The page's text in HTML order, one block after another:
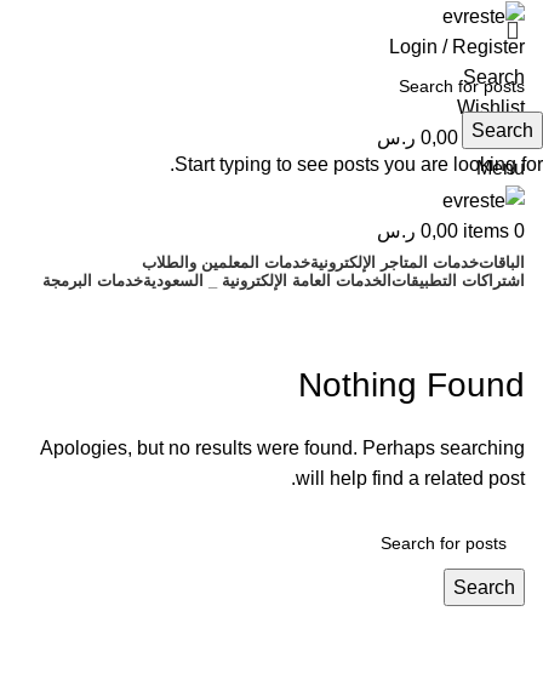
Login / Register
Search
Wishlist
0
items
0,00 ر.س
Menu
0
items
0,00 ر.س
الباقاتخدمات المتاجر الإلكترونيةخدمات المعلمين والطلاب
اشتراكات التطبيقاتالخدمات العامة الإلكترونية _ السعوديةخدمات البرمجة
Nothing Found
Apologies, but no results were found. Perhaps searching
will help find a related post.
Search
Search
Start typing to see posts you are looking for.